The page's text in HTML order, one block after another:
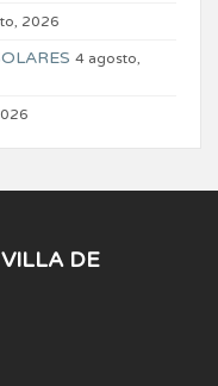
2026
4 agosto,
DE